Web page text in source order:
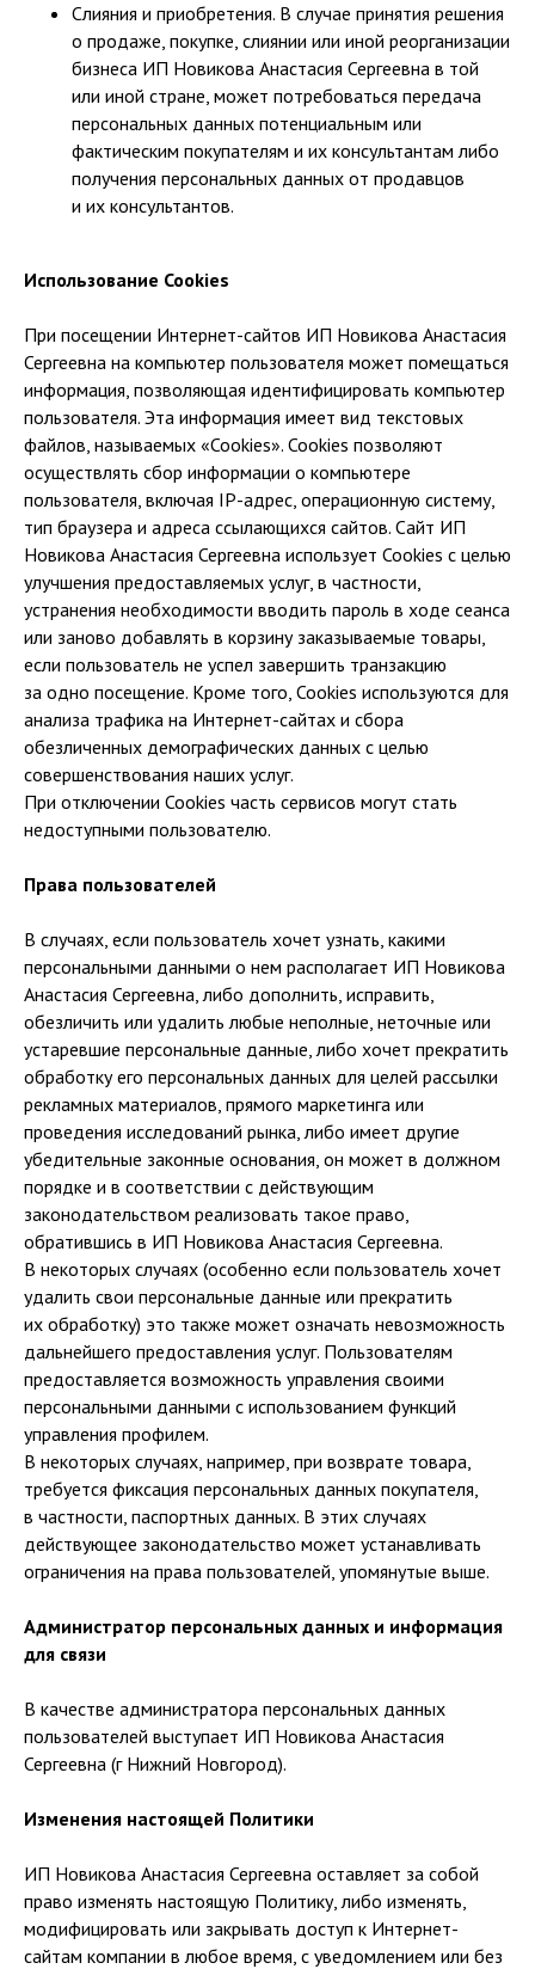
Слияния и приобретения. В случае принятия решения
о продаже, покупке, слиянии или иной реорганизации
бизнеса ИП Новикова Анастасия Сергеевна в той
или иной стране, может потребоваться передача
персональных данных потенциальным или
фактическим покупателям и их консультантам либо
получения персональных данных от продавцов
и их консультантов.
Использование Cookies
При посещении Интернет-сайтов ИП Новикова Анастасия
Сергеевна на компьютер пользователя может помещаться
информация, позволяющая идентифицировать компьютер
пользователя. Эта информация имеет вид текстовых
файлов, называемых «Cookies». Cookies позволяют
осуществлять сбор информации о компьютере
пользователя, включая IP-адрес, операционную систему,
тип браузера и адреса ссылающихся сайтов. Сайт ИП
Новикова Анастасия Сергеевна использует Cookies с целью
улучшения предоставляемых услуг, в частности,
устранения необходимости вводить пароль в ходе сеанса
или заново добавлять в корзину заказываемые товары,
если пользователь не успел завершить транзакцию
за одно посещение. Кроме того, Cookies используются для
анализа трафика на Интернет-сайтах и сбора
обезличенных демографических данных с целью
совершенствования наших услуг.
При отключении Cookies часть сервисов могут стать
недоступными пользователю.
Права пользователей
В случаях, если пользователь хочет узнать, какими
персональными данными о нем располагает ИП Новикова
Анастасия Сергеевна, либо дополнить, исправить,
обезличить или удалить любые неполные, неточные или
устаревшие персональные данные, либо хочет прекратить
обработку его персональных данных для целей рассылки
рекламных материалов, прямого маркетинга или
проведения исследований рынка, либо имеет другие
убедительные законные основания, он может в должном
порядке и в соответствии с действующим
законодательством реализовать такое право,
обратившись в ИП Новикова Анастасия Сергеевна.
В некоторых случаях (особенно если пользователь хочет
удалить свои персональные данные или прекратить
их обработку) это также может означать невозможность
дальнейшего предоставления услуг. Пользователям
предоставляется возможность управления своими
персональными данными с использованием функций
управления профилем.
В некоторых случаях, например, при возврате товара,
требуется фиксация персональных данных покупателя,
в частности, паспортных данных. В этих случаях
действующее законодательство может устанавливать
ограничения на права пользователей, упомянутые выше.
Администратор персональных данных и информация
для связи
В качестве администратора персональных данных
пользователей выступает ИП Новикова Анастасия
Сергеевна (г Нижний Новгород).
Изменения настоящей Политики
ИП Новикова Анастасия Сергеевна оставляет за собой
право изменять настоящую Политику, либо изменять,
модифицировать или закрывать доступ к Интернет-
сайтам компании в любое время, с уведомлением или без